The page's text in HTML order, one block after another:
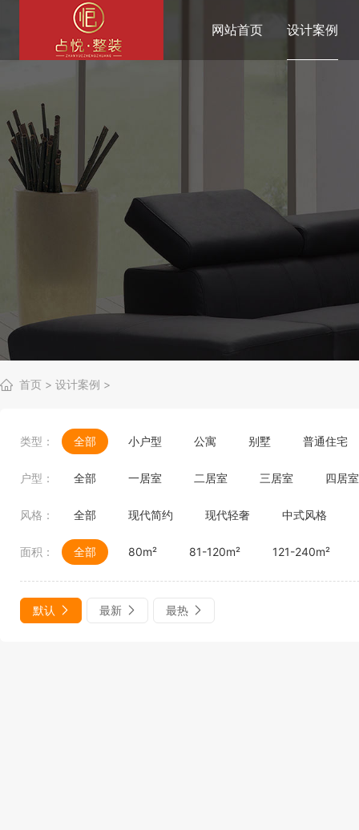
网站首页 设计案例
首页 > 设计案例 >
类型： 全部 小户型 公寓 别墅 普通住宅
户型： 全部 一居室 二居室 三居室 四居室
风格： 全部 现代简约 现代轻奢 中式风格
面积： 全部 80m² 81-120m² 121-240m²
默认 最新 最热